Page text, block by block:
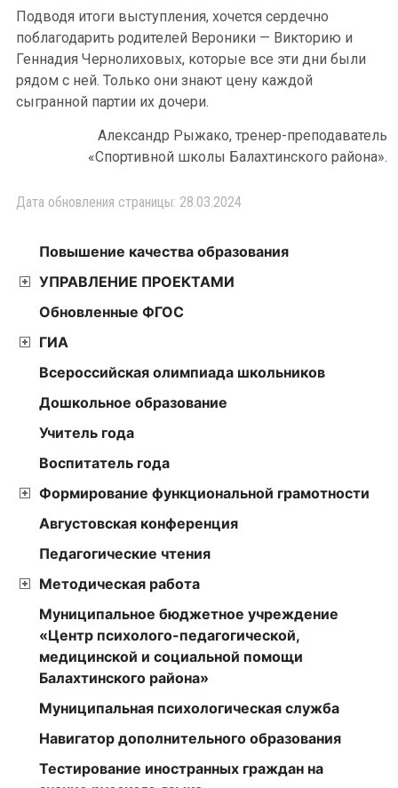
Подводя итоги выступления, хочется сердечно
поблагодарить родителей Вероники — Викторию и
Геннадия Чернолиховых, которые все эти дни были
рядом с ней. Только они знают цену каждой
сыгранной партии их дочери.
Александр Рыжако, тренер-преподаватель
«Спортивной школы Балахтинского района».
Дата обновления страницы: 28.03.2024
Повышение качества образования
УПРАВЛЕНИЕ ПРОЕКТАМИ
Обновленные ФГОС
ГИА
Всероссийская олимпиада школьников
Дошкольное образование
Учитель года
Воспитатель года
Формирование функциональной грамотности
Августовская конференция
Педагогические чтения
Методическая работа
Муниципальное бюджетное учреждение
«Центр психолого-педагогической,
медицинской и социальной помощи
Балахтинского района»
Муниципальная психологическая служба
Навигатор дополнительного образования
Тестирование иностранных граждан на